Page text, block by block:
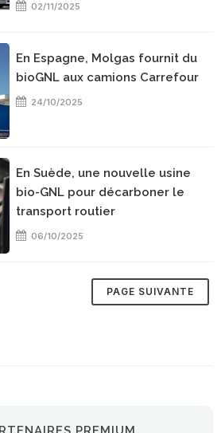
02/11/2025
En Espagne, Molgas fournit du
bioGNL aux camions Carrefour
24/10/2025
En Suède, une nouvelle usine
bio-GNL pour décarboner le
transport routier
06/10/2025